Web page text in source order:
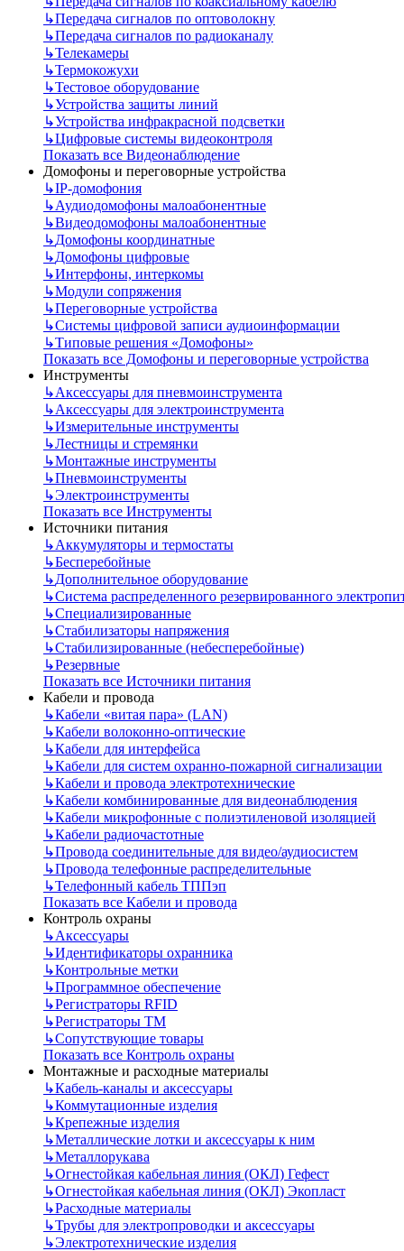
↳Передача сигналов по оптоволокну
↳Передача сигналов по радиоканалу
↳Телекамеры
↳Термокожухи
↳Тестовое оборудование
↳Устройства защиты линий
↳Устройства инфракрасной подсветки
↳Цифровые системы видеоконтроля
Показать все Видеонаблюдение
Домофоны и переговорные устройства
↳IP-домофония
↳Аудиодомофоны малоабонентные
↳Видеодомофоны малоабонентные
↳Домофоны координатные
↳Домофоны цифровые
↳Интерфоны, интеркомы
↳Модули сопряжения
↳Переговорные устройства
↳Системы цифровой записи аудиоинформации
↳Типовые решения «Домофоны»
Показать все Домофоны и переговорные устройства
Инструменты
↳Аксессуары для пневмоинструмента
↳Аксессуары для электроинструмента
↳Измерительные инструменты
↳Лестницы и стремянки
↳Монтажные инструменты
↳Пневмоинструменты
↳Электроинструменты
Показать все Инструменты
Источники питания
↳Аккумуляторы и термостаты
↳Бесперебойные
↳Дополнительное оборудование
↳Система распределенного резервированного
↳Специализированные
↳Стабилизаторы напряжения
↳Стабилизированные (небесперебойные)
↳Резервные
Показать все Источники питания
Кабели и провода
↳Кабели «витая пара» (LAN)
↳Кабели волоконно-оптические
↳Кабели для интерфейса
↳Кабели для систем охранно-пожарной сигнализации
↳Кабели и провода электротехнические
↳Кабели комбинированные для видеонаблюдения
↳Кабели микрофонные с полиэтиленовой изоляцией
↳Кабели радиочастотные
↳Провода соединительные для видео/аудиосистем
↳Провода телефонные распределительные
↳Телефонный кабель ТППэп
Показать все Кабели и провода
Контроль охраны
↳Аксессуары
↳Идентификаторы охранника
↳Контрольные метки
↳Программное обеспечение
↳Регистраторы RFID
↳Регистраторы ТМ
↳Сопутствующие товары
Показать все Контроль охраны
Монтажные и расходные материалы
↳Кабель-каналы и аксессуары
↳Коммутационные изделия
↳Крепежные изделия
↳Металлические лотки и аксессуары к ним
↳Металлорукава
↳Огнестойкая кабельная линия (ОКЛ) Гефест
↳Огнестойкая кабельная линия (ОКЛ) Экопласт
↳Расходные материалы
↳Трубы для электропроводки и аксессуары
↳Электротехнические изделия